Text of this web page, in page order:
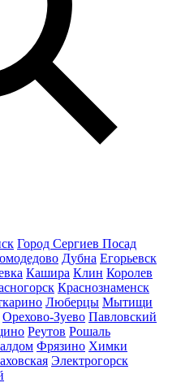
Город Сергиев Посад
Дубна Егорьевск
Кашира Клин Королев
Краснознаменск
Люберцы Мытищи
Орехово-Зуево Павловский
Реутов Рошаль
Фрязино Химки
Электрогорск